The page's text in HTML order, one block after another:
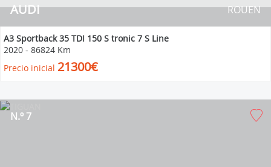
AUDI ROUEN
A3 Sportback 35 TDI 150 S tronic 7 S Line
2020 - 86824 Km
Precio inicial 21300€
N.º 7